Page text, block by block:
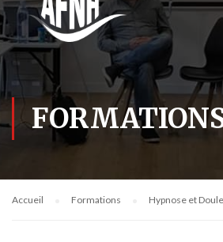
Accueil Formations Hypnose et